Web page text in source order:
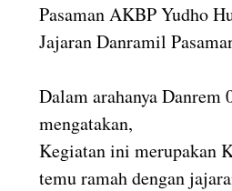
Pasaman AKBP Yudho
Jajaran Danramil
Dalam arahanya
mengatakan,
Kegiatan ini merupakan
temu ramah dengan